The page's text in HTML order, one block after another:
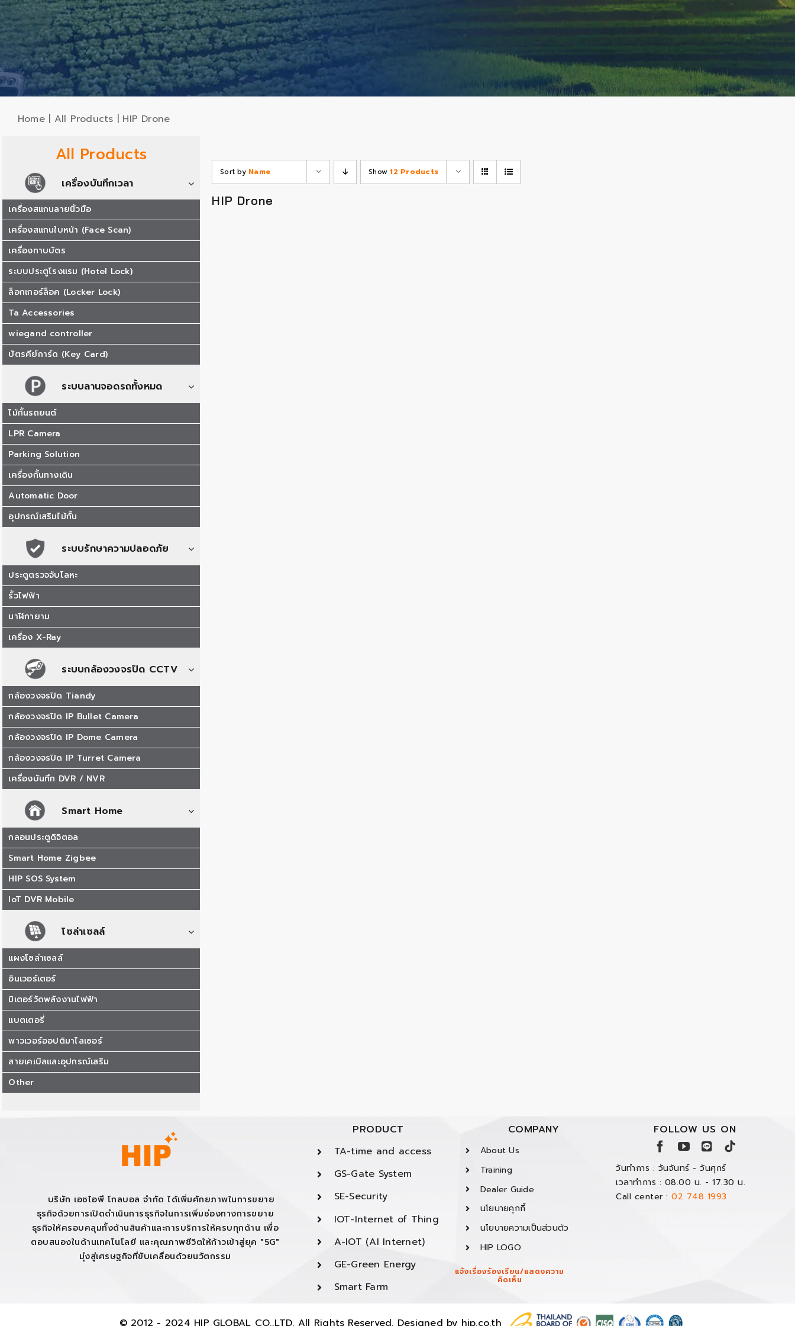
Home| All Products | HIP Drone
All Products
เครื่องบันทึกเวลา
เครื่องสแกนลายนิ้วมือ
เครื่องสแกนใบหน้า (Face Scan)
เครื่องทาบบัตร
ระบบประตูโรงแรม (Hotel Lock)
ล็อกเกอร์ล็อค (Locker Lock)
Ta Accessories
wiegand controller
บัตรคีย์การ์ด (Key Card)
ระบบลานจอดรถทั้งหมด
ไม้กั้นรถยนต์
LPR Camera
Parking Solution
เครื่องกั้นทางเดิน
Automatic Door
อุปกรณ์เสริมไม้กั้น
ระบบรักษาความปลอดภัย
ประตูตรวจจับโลหะ
รั้วไฟฟ้า
นาฬิกายาม
เครื่อง X-Ray
ระบบกล้องวงจรปิด CCTV
กล้องวงจรปิด Tiandy
กล้องวงจรปิด IP Bullet Camera
กล้องวงจรปิด IP Dome Camera
กล้องวงจรปิด IP Turret Camera
เครื่องบันทึก DVR / NVR
Smart Home
กลอนประตูดิจิตอล
Smart Home Zigbee
HIP SOS System
IoT DVR Mobile
โซล่าเซลล์
แผงโซล่าเซลล์
อินเวอร์เตอร์
มิเตอร์วัดพลังงานไฟฟ้า
แบตเตอรี่
พาวเวอร์ออปติมาไลเซอร์
สายเคเบิลและอุปกรณ์เสริม
Other
Sort by Name Show12 Products
HIP Drone
บริษัท เอชไอพี โกลบอล จำกัด ได้เพิ่มศักยภาพในการขยาย
ธุรกิจด้วยการเปิดดำเนินการธุรกิจในการเพิ่มช่องทางการขยาย
ธุรกิจให้ครอบคลุมทั้งด้านสินค้าและการบริการให้ครบทุกด้าน เพื่อ
ตอบสนองในด้านเทคโนโลยี และคุณภาพชีวิตให้ก้าวเข้าสู่ยุค "5G"
มุ่งสู่เศรษฐกิจที่ขับเคลื่อนด้วยนวัตกรรม
PRODUCT
TA-time and access
GS-Gate System
SE-Security
IOT-Internet of Thing
A-IOT (AI Internet)
GE-Green Energy
Smart Farm
COMPANY
About Us
Training
Dealer Guide
นโยบายคุกกี้
นโยบายความเป็นส่วนตัว
HIP LOGO
แจ้งเรื่องร้องเรียน/แสดงความ
คิดเห็น
FOLLOW US ON
วันทำการ : วันจันทร์ - วันศุกร์
เวลาทำการ : 08.00 น. - 17.30 น.
Call center :02 748 1993
© 2012 - 2024 HIP GLOBAL CO.,LTD. All Rights Reserved. Designed by hip.co.th